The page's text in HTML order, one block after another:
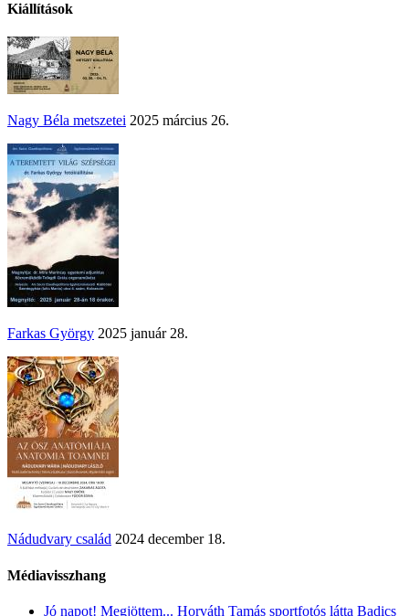
Kiállítások
Nagy Béla metszetei 2025 március 26.
Farkas György 2025 január 28.
Nádudvary család 2024 december 18.
Médiavisszhang
Jó napot! Megjöttem... Horváth Tamás sportfotós látta Badics